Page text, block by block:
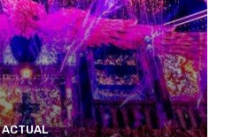
ACTUAL